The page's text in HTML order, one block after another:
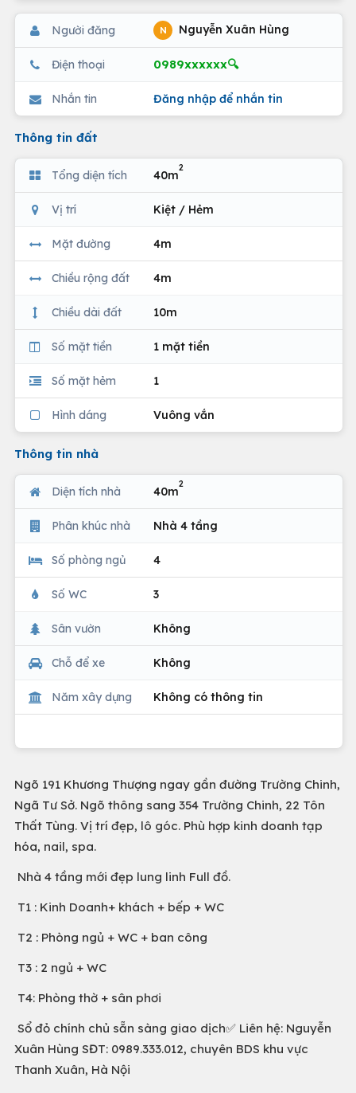
Người đăng N Nguyễn Xuân Hùng
Điện thoại 0989xxxxxx🔍
Nhắn tin Đăng nhập để nhắn tin
Thông tin đất
Tổng diện tích 40m
2
Vị trí Kiệt / Hẻm
Mặt đường 4m
Chiều rộng đất 4m
Chiều dài đất 10m
Số mặt tiền 1 mặt tiền
Số mặt hẻm 1
Hình dáng Vuông vắn
Thông tin nhà
Diện tích nhà 40m
2
Phân khúc nhà Nhà 4 tầng
Số phòng ngủ 4
Số WC 3
Sân vườn Không
Chỗ để xe Không
Năm xây dựng Không có thông tin
Ngõ 191 Khương Thượng ngay gần đường Trường Chinh,
Ngã Tư Sở. Ngõ thông sang 354 Trường Chinh, 22 Tôn
Thất Tùng. Vị trí đẹp, lô góc. Phù hợp kinh doanh tạp
hóa, nail, spa.
Nhà 4 tầng mới đẹp lung linh Full đồ.
T1 : Kinh Doanh+ khách + bếp + WC
T2 : Phòng ngủ + WC + ban công
T3 : 2 ngủ + WC
T4: Phòng thờ + sân phơi
Sổ đỏ chính chủ sẵn sàng giao dịch✅ Liên hệ: Nguyễn
Xuân Hùng SĐT: 0989.333.012, chuyên BDS khu vực
Thanh Xuân, Hà Nội